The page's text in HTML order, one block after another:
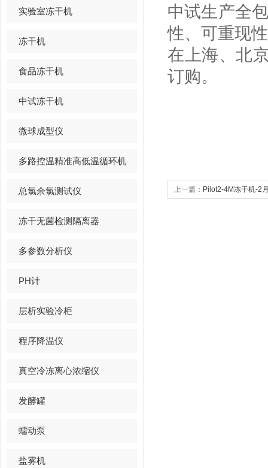
实验室冻干机
冻干机
食品冻干机
中试冻干机
微球成型仪
多路控温精准高低温循环机
总氯余氯测试仪
冻干无菌检测隔离器
多参数分析仪
PH计
层析实验冷柜
程序降温仪
真空冷冻离心浓缩仪
发酵罐
蠕动泵
盐雾机
中试生产全
性、可重现
在上海、北
订购。
上一篇： Pilot2-4M冻干机-2